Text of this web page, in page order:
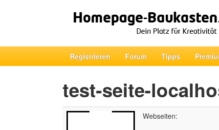
Registrieren Forum Tipps
test-seite-
Webseiten: